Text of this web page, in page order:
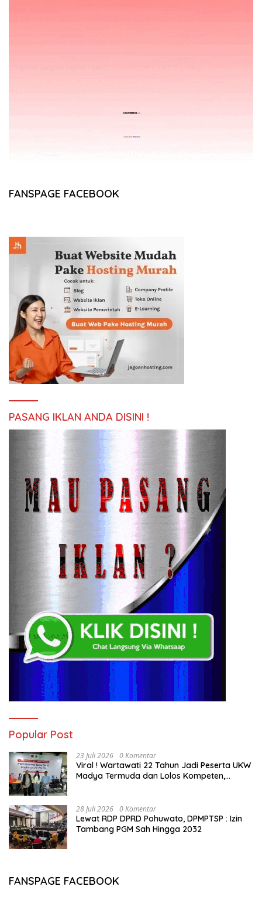
FANSPAGE FACEBOOK
PASANG IKLAN ANDA DISINI !
Popular Post
23 Juli 2026 0 Komentar
Viral ! Wartawati 22 Tahun Jadi Peserta UKW
Madya Termuda dan Lolos Kompeten,
28 Juli 2026 0 Komentar
Lewat RDP DPRD Pohuwato, DPMPTSP : Izin
Tambang PGM Sah Hingga 2032
FANSPAGE FACEBOOK